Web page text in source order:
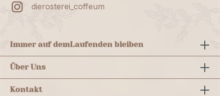
dierosterei_coffeum
Immer auf demLaufenden bleiben
Über Uns
Kontakt